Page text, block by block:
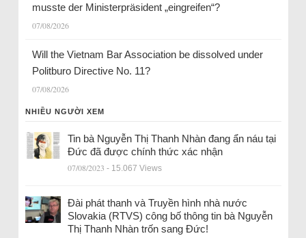
musste der Ministerpräsident „eingreifen“?
07/08/2026
Will the Vietnam Bar Association be dissolved under
Politburo Directive No. 11?
07/08/2026
NHIỀU NGƯỜI XEM
Tin bà Nguyễn Thị Thanh Nhàn đang ẩn náu tại
Đức đã được chính thức xác nhận
07/08/2023 - 15.067 Views
Đài phát thanh và Truyền hình nhà nước
Slovakia (RTVS) công bố thông tin bà Nguyễn
Thị Thanh Nhàn trốn sang Đức!